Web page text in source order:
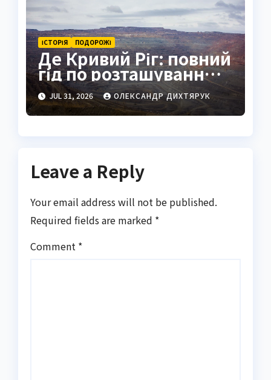
ІСТОРІЯ ПОДОРОЖІ
Де Кривий Ріг: повний
гід по розташуванню,
історії та життю міста
JUL 31, 2026 ОЛЕКСАНДР ДИХТЯРУК
Leave a Reply
Your email address will not be published.
Required fields are marked *
Comment *